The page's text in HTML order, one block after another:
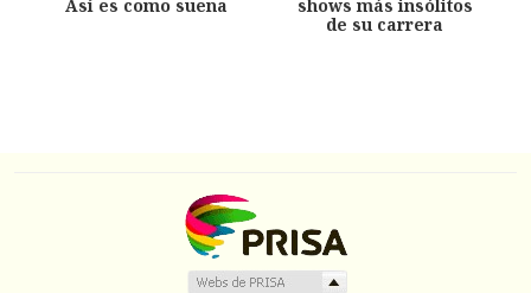
Así es como suena
shows más insólitos
de su carrera